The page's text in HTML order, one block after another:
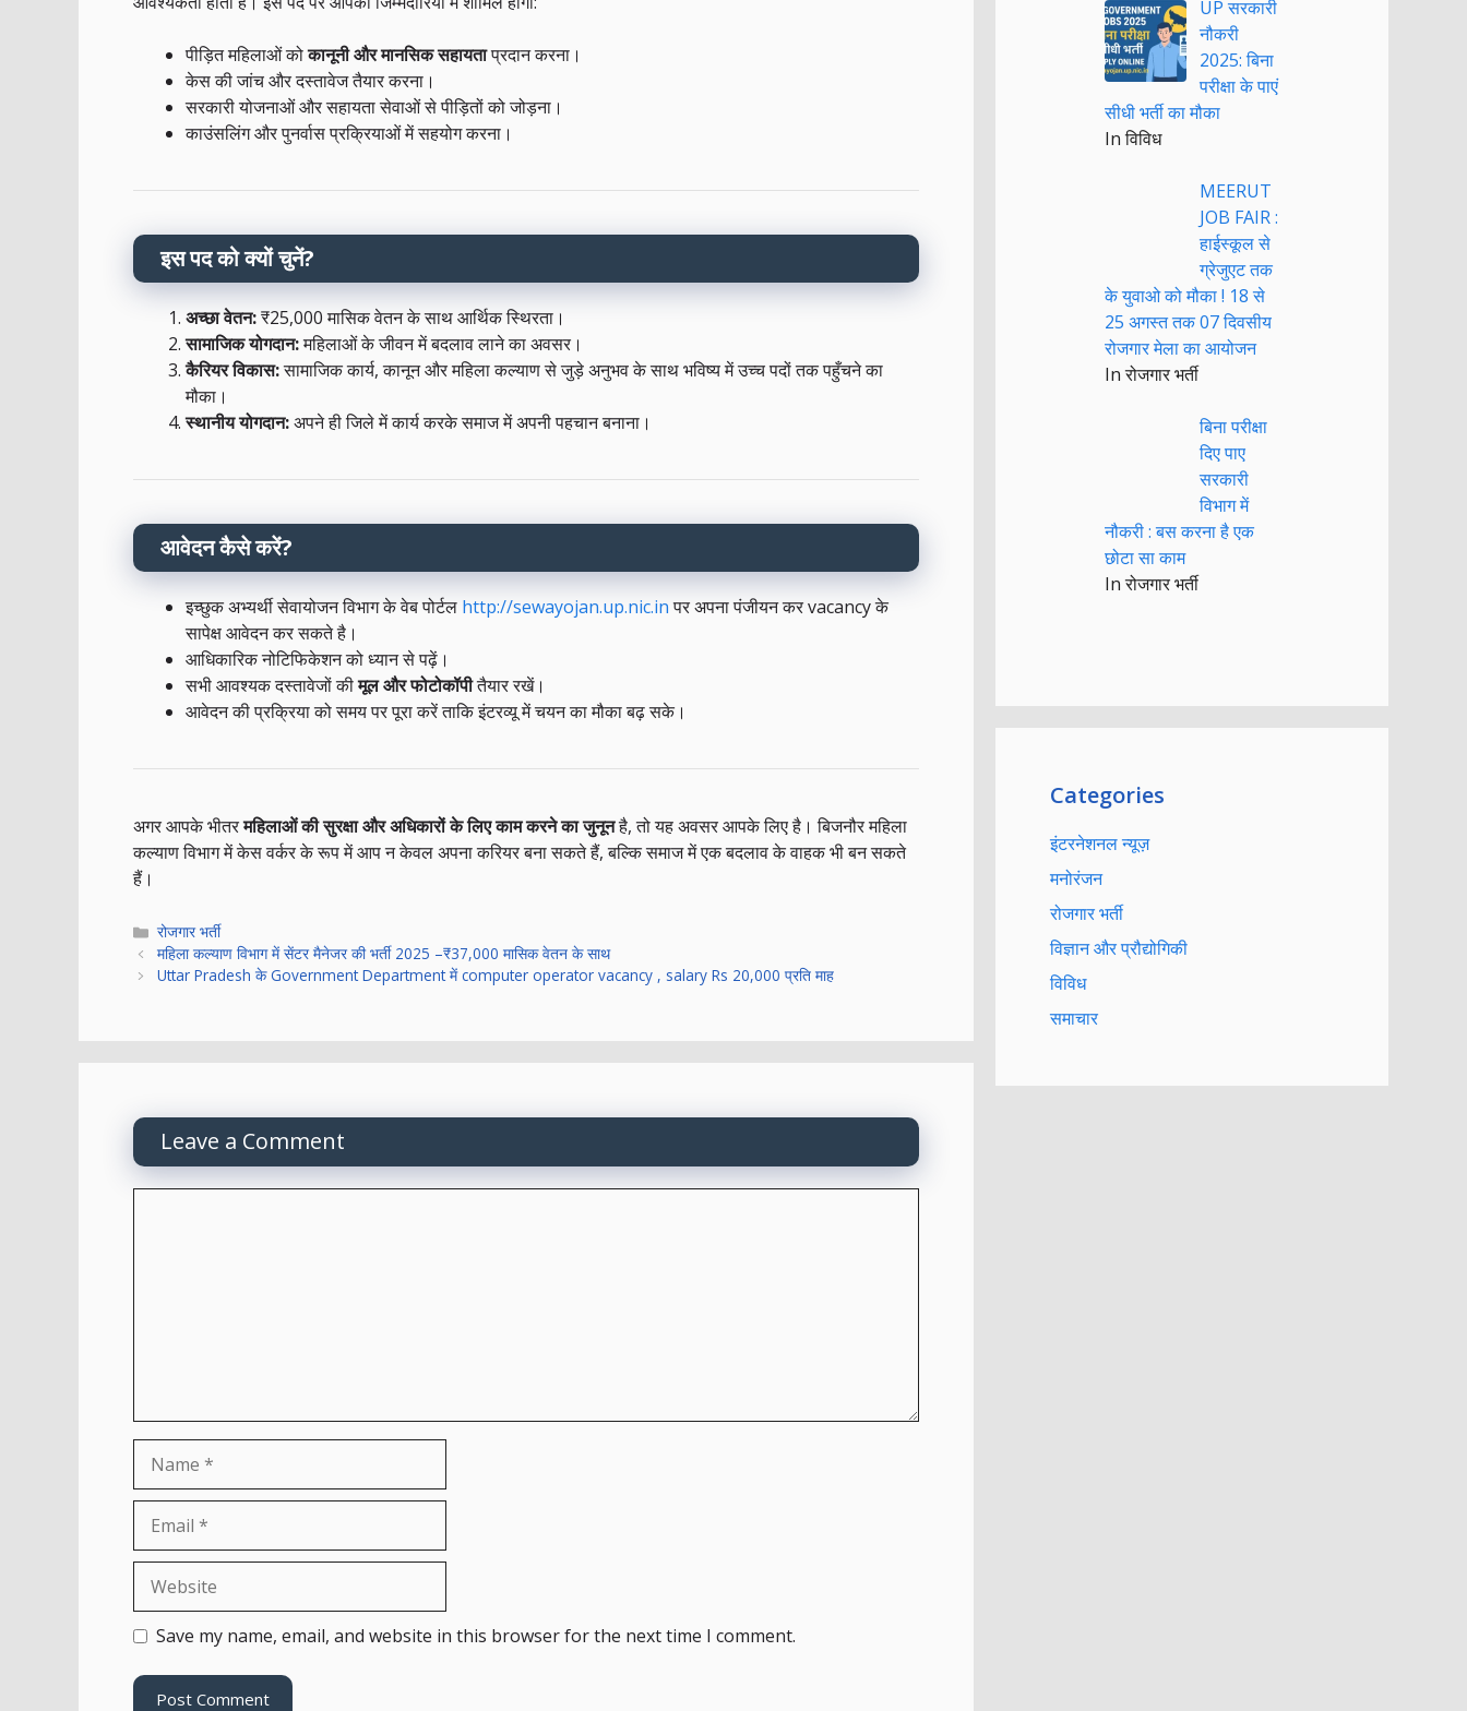
पीड़ित महिलाओं कोकानूनी और मानसिक सहायताप्रदान करना।
केस की जांच और दस्तावेज तैयार करना।
सरकारी योजनाओं और सहायता सेवाओं से पीड़ितों को जोड़ना।
काउंसलिंग और पुनर्वास प्रक्रियाओं में सहयोग करना।
इस पद को क्यों चुनें?
अच्छा वेतन:₹25,000 मासिक वेतन के साथ आर्थिक स्थिरता।
सामाजिक योगदान:महिलाओं के जीवन में बदलाव लाने का अवसर।
कैरियर विकास:सामाजिक कार्य, कानून और महिला कल्याण से जुड़े अनुभव के साथ भविष्य में उच्च पदों तक पहुँचने का
मौका।
स्थानीय योगदान:अपने ही जिले में कार्य करके समाज में अपनी पहचान बनाना।
आवेदन कैसे करें?
इच्छुक अभ्यर्थी सेवायोजन विभाग के वेब पोर्टल http://sewayojan.up.nic.inपर अपना पंजीयन कर vacancy के
सापेक्ष आवेदन कर सकते है।
आधिकारिक नोटिफिकेशन को ध्यान से पढ़ें।
सभी आवश्यक दस्तावेजों कीमूल और फोटोकॉपीतैयार रखें।
आवेदन की प्रक्रिया को समय पर पूरा करें ताकि इंटरव्यू में चयन का मौका बढ़ सके।
अगर आपके भीतरमहिलाओं की सुरक्षा और अधिकारों के लिए काम करने का जुनूनहै, तो यह अवसर आपके लिए है। बिजनौर महिला
कल्याण विभाग में केस वर्कर के रूप में आप न केवल अपना करियर बना सकते हैं, बल्कि समाज में एक बदलाव के वाहक भी बन सकते
हैं।
Categories
रोजगार भर्ती
महिला कल्याण विभाग में सेंटर मैनेजर की भर्ती 2025 –₹37,000 मासिक वेतन के साथ
Uttar Pradesh के Government Department में computer operator vacancy , salary Rs 20,000 प्रति माह
Leave a Comment
Name
Email
Website
Save my name, email, and website in this browser for the next time I comment.
UP सरकारी
नौकरी
2025: बिना
परीक्षा के पाएं
सीधी भर्ती का मौका
In विविध
MEERUT
JOB FAIR :
हाईस्कूल से
ग्रेजुएट तक
के युवाओ को मौका ! 18 से
25 अगस्त तक 07 दिवसीय
रोजगार मेला का आयोजन
In रोजगार भर्ती
बिना परीक्षा
दिए पाए
सरकारी
विभाग में
नौकरी : बस करना है एक
छोटा सा काम
In रोजगार भर्ती
Categories
इंटरनेशनल न्यूज़
मनोरंजन
रोजगार भर्ती
विज्ञान और प्रौद्योगिकी
विविध
समाचार